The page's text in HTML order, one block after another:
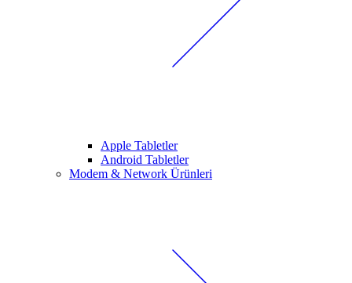
Apple Tabletler
Android Tabletler
Modem & Network Ürünleri